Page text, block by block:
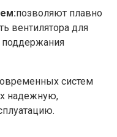
позволяют плавно
вентилятора для
поддержания
систем
надежную,